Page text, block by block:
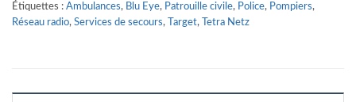
Étiquettes : Ambulances, Blu Eye, Patrouille civile, Police, Pompiers,
Réseau radio, Services de secours, Target, Tetra Netz